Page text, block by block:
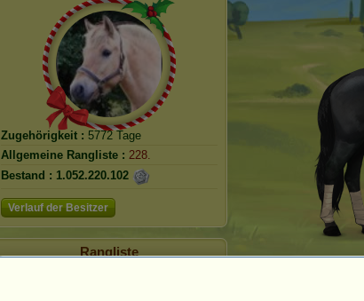
Zugehörigkeit : 5772 Tage
Allgemeine Rangliste : 228.
Bestand : 1.052.220.102
Verlauf der Besitzer
Rangliste